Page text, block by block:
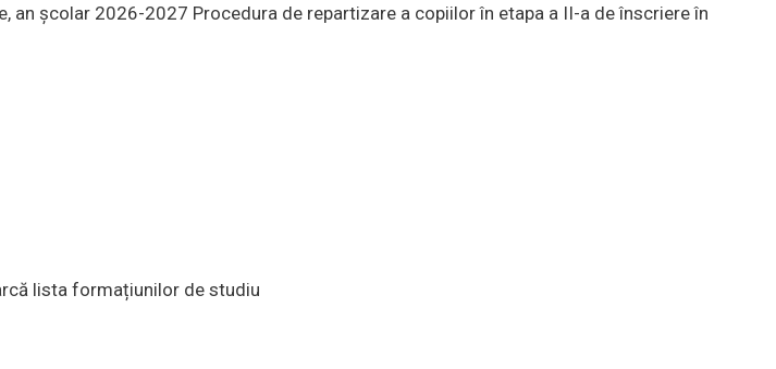
școlar 2026-2027 Procedura de repartizare a copiilor în etapa a II-a de înscriere în
lista formațiunilor de studiu